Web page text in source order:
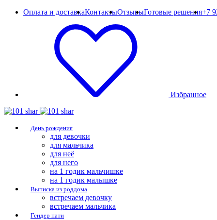
Оплата и доставкаКонтактыОтзывыГотовые решения+7
Избранное
День рождения
для девочки
для мальчика
для неё
для него
на 1 годик мальчишке
на 1 годик малышке
Выписка из роддома
встречаем девочку
встречаем мальчика
Гендер пати